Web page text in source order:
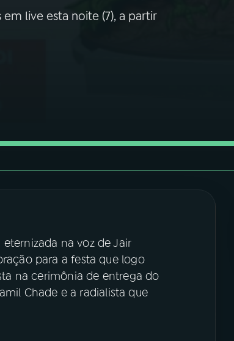
live esta noite (7), a partir
na voz de Jair
para a festa que logo
na cerimônia de entrega do
Chade e a radialista que